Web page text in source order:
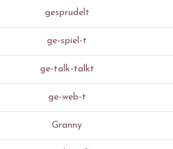
gesprudelt
ge-spiel-t
ge-talk-talkt
ge-web-t
Granny